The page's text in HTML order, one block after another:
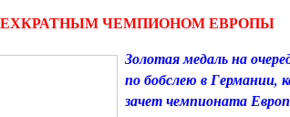
ЧЕМПИОНОМ ЕВРОПЫ
Золотая медаль на
по бобслею в Германии,
зачет чемпионата